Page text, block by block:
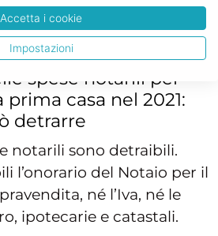
necessario chetutti i
fatti in modo tracciabile.
spese notarili per
prima casa nel 2021:
detrarre
notarili sono detraibili.
l’onorario del Notaio per il
né l’Iva, né le
ipotecarie e catastali.
Accetta i cookie
Impostazioni